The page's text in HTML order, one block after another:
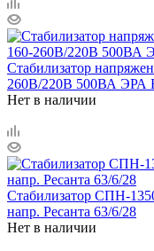
Стабилизатор
260В/220В 500ВА ЭРА
Нет в наличии
Стабилизатор СПН-
напр. Ресанта 63/6/28
Нет в наличии